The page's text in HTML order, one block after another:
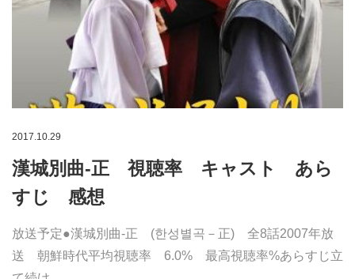
2017.10.29
漢城別曲-正 視聴率 キャスト あら
すじ 感想
放送予定●漢城別曲-正 (한성별곡－正) 全8話2007年放
送 朝鮮時代平均視聴率 6.0% 最高視聴率%あらすじ立